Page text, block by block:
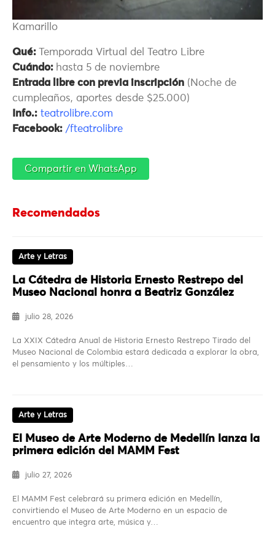
Kamarillo
Qué:
Temporada Virtual del Teatro Libre
Cuándo: hasta 5 de noviembre
Entrada libre con previa inscripción (Noche de
cumpleaños, aportes desde $25.000)
Info.: teatrolibre.com
Facebook: /fteatrolibre
Compartir en WhatsApp
Recomendados
Arte y Letras
La Cátedra de Historia Ernesto Restrepo del
Museo Nacional honra a Beatriz González
julio 28, 2026
La XXIX Cátedra Anual de Historia Ernesto Restrepo Tirado del
Museo Nacional de Colombia estará dedicada a explorar la obra,
el pensamiento y los múltiples…
Arte y Letras
El Museo de Arte Moderno de Medellín lanza la
primera edición del MAMM Fest
julio 27, 2026
El MAMM Fest celebrará su primera edición en Medellín,
convirtiendo el Museo de Arte Moderno en un espacio de
encuentro que integra arte, música y…